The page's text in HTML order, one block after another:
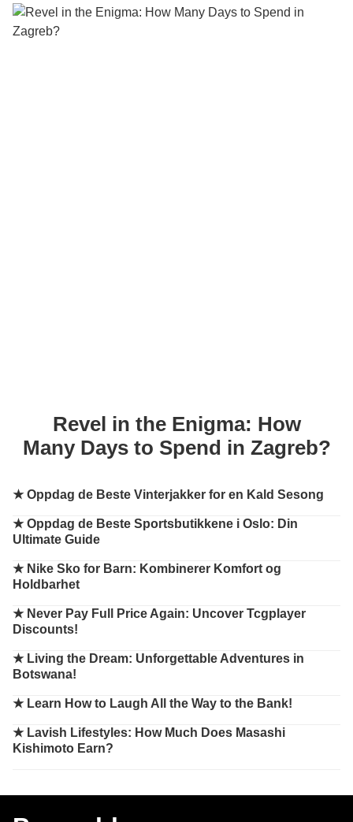
Revel in the Enigma: How
Many Days to Spend in Zagreb?
★Oppdag de Beste Vinterjakker for en Kald Sesong
★Oppdag de Beste Sportsbutikkene i Oslo: Din
Ultimate Guide
★ Nike Sko for Barn: Kombinerer Komfort og
Holdbarhet
★ Never Pay Full Price Again: Uncover Tcgplayer
Discounts!
★ Living the Dream: Unforgettable Adventures in
Botswana!
★ Learn How to Laugh All the Way to the Bank!
★ Lavish Lifestyles: How Much Does Masashi
Kishimoto Earn?